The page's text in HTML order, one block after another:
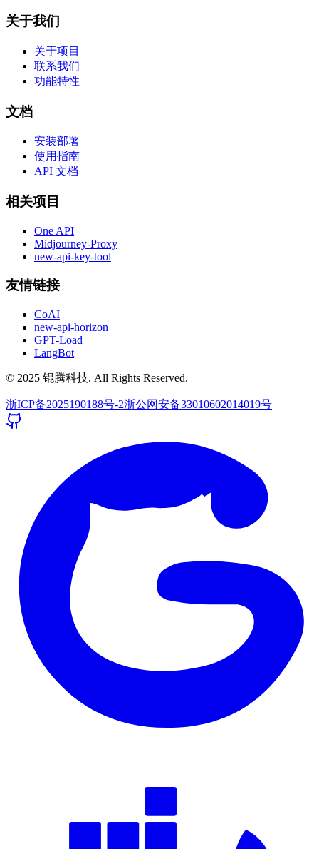
关于我们
关于项目
联系我们
功能特性
文档
安装部署
使用指南
API 文档
相关项目
One API
Midjourney-Proxy
new-api-key-tool
友情链接
CoAI
new-api-horizon
GPT-Load
LangBot
© 2025 锟腾科技. All Rights Reserved.
浙ICP备2025190188号-2浙公网安备33010602014019号